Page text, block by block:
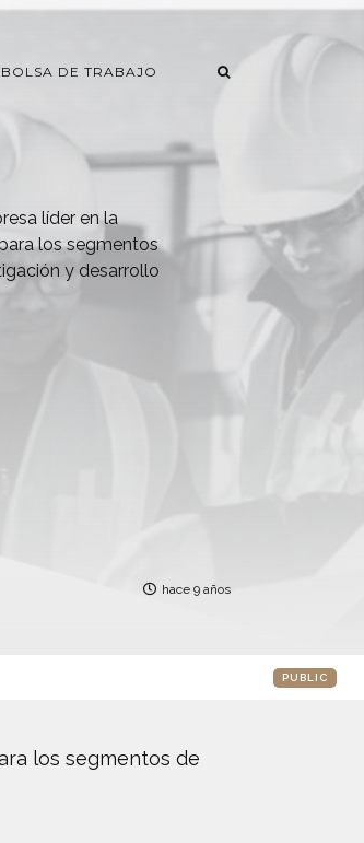
BOLSA DE TRABAJO
líder en la
los segmentos
y desarrollo
hace 9 años
PUBLIC
los segmentos de